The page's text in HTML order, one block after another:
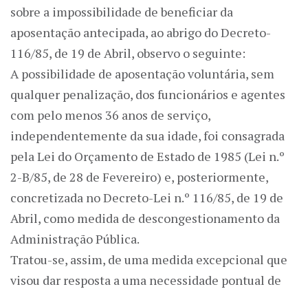
sobre a impossibilidade de beneficiar da
aposentação antecipada, ao abrigo do Decreto-
116/85, de 19 de Abril, observo o seguinte:
A possibilidade de aposentação voluntária, sem
qualquer penalização, dos funcionários e agentes
com pelo menos 36 anos de serviço,
independentemente da sua idade, foi consagrada
pela Lei do Orçamento de Estado de 1985 (Lei n.º
2-B/85, de 28 de Fevereiro) e, posteriormente,
concretizada no Decreto-Lei n.º 116/85, de 19 de
Abril, como medida de descongestionamento da
Administração Pública.
Tratou-se, assim, de uma medida excepcional que
visou dar resposta a uma necessidade pontual de